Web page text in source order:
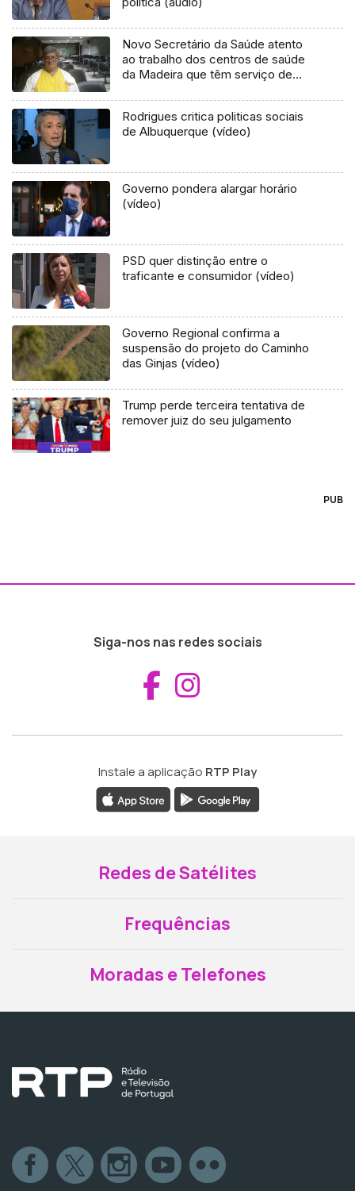
Novo Secretário da Saúde atento
ao trabalho dos centros de saúde
da Madeira que têm serviço de
Rodrigues critica politicas sociais
de Albuquerque (vídeo)
Governo pondera alargar horário
(vídeo)
PSD quer distinção entre o
traficante e consumidor (vídeo)
Governo Regional confirma a
suspensão do projeto do Caminho
das Ginjas (vídeo)
Trump perde terceira tentativa de
remover juiz do seu julgamento
PUB
Siga-nos nas redes sociais
Aceder ao
Instale a aplicação RTP Play
Redes de Satélites
Frequências
Moradas e Telefones